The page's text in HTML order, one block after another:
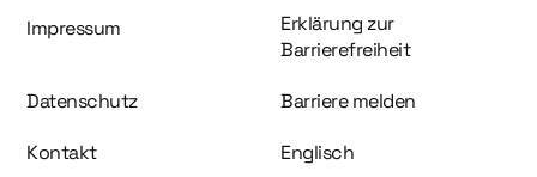
Information und Service
Impressum
Erklärung zur
Barrierefreiheit
Datenschutz Barriere melden
Kontakt Englisch